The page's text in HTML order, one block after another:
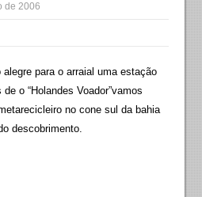
de 2006
para o arraial uma estação
o “Holandes Voador”vamos
no conesul da bahia
descobrimento.